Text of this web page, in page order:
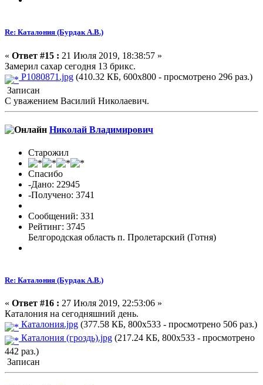
Re: Каталония (Бурдак А.В.)
« Ответ #15 : 21 Июля 2019, 18:38:57 »
Замерил сахар сегодня 13 брикс.
P1080871.jpg (410.32 КБ, 600x800 - просмотрено 296 раз.)
Записан
С уважением Василий Николаевич.
Николай Владимирович
Старожил
Спасибо
-Дано: 22945
-Получено: 3741
Сообщений: 331
Рейтинг: 3745
Белгородская область п. Пролетарский (Готня)
Re: Каталония (Бурдак А.В.)
« Ответ #16 : 27 Июля 2019, 22:53:06 »
Каталония на сегодняшний день.
Каталония.jpg (377.58 КБ, 800x533 - просмотрено 506 раз.)
Каталония (гроздь).jpg (217.24 КБ, 800x533 - просмотрено
442 раз.)
Записан